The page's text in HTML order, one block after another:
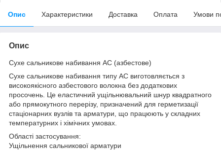
Опис Характеристики Доставка Оплата Умови
Опис
Сухе сальникове набивання АС (азбестове)
Сухе сальникове набивання типу АС виготовляється з
високоякісного азбестового волокна без додаткових
просочень. Це еластичний ущільнювальний шнур квадратного
або прямокутного перерізу, призначений для герметизації
стаціонарних вузлів та арматури, що працюють у складних
температурних і хімічних умовах.
Області застосування:
Ущільнення сальникової арматури